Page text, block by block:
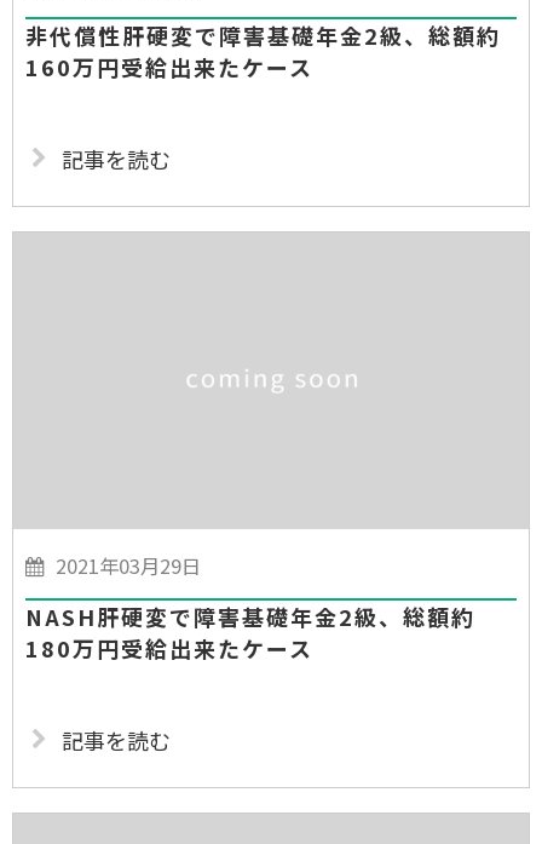
非代償性肝硬変で障害基礎年金2級、総額約
160万円受給出来たケース
記事を読む
2021年03月29日
NASH肝硬変で障害基礎年金2級、総額約
180万円受給出来たケース
記事を読む